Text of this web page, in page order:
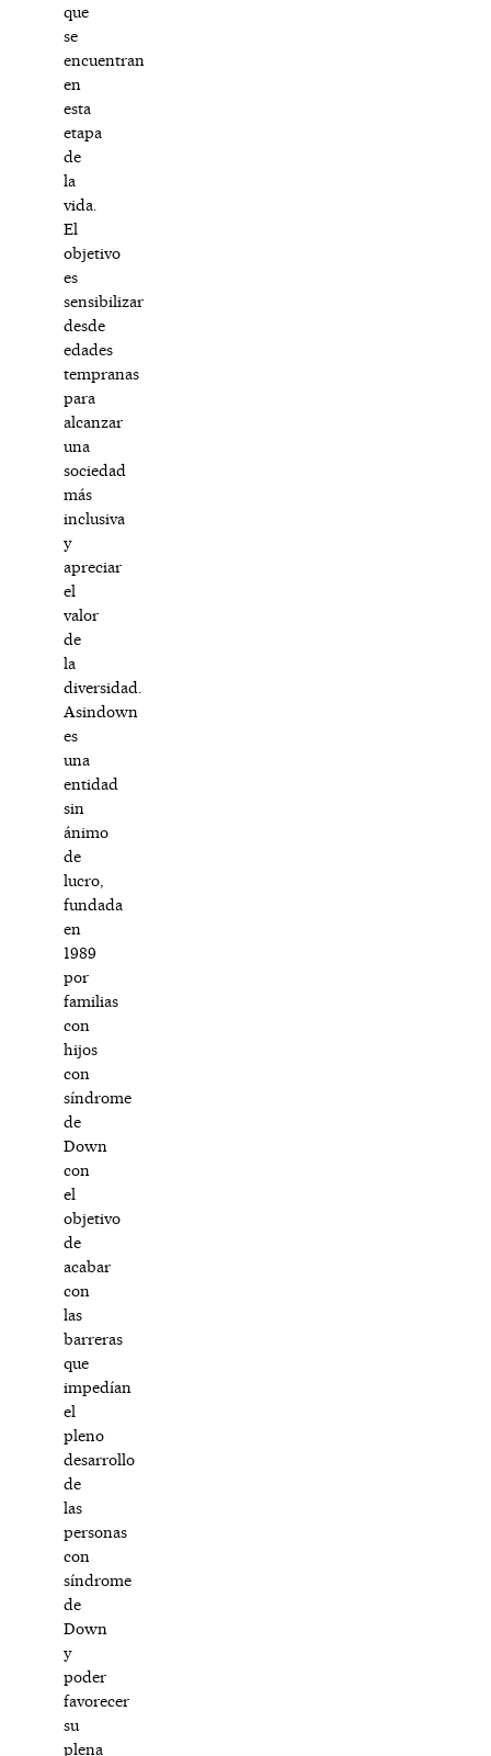
que
se
encuentran
en
esta
etapa
de
la
vida.
El
objetivo
es
sensibilizar
desde
edades
tempranas
para
alcanzar
una
sociedad
más
inclusiva
y
apreciar
el
valor
de
la
diversidad.
Asindown
es
una
entidad
sin
ánimo
de
lucro,
fundada
en
1989
por
familias
con
hijos
con
síndrome
de
Down
con
el
objetivo
de
acabar
con
las
barreras
que
impedían
el
pleno
desarrollo
de
las
personas
con
síndrome
de
Down
y
poder
favorecer
su
plena